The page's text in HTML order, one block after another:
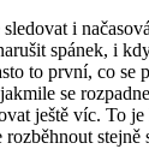
i
spánek, i
to první, co se
se
ještě víc. To
stejně